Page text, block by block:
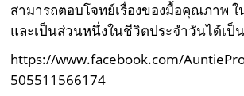
สามารถตอบโจทย์เรื่องของมื้อคุณภาพ ใ
และเป็นส่วนหนึ่งในชีวิตประจำวันได้เป็
https://www.facebook.com/
505511566174